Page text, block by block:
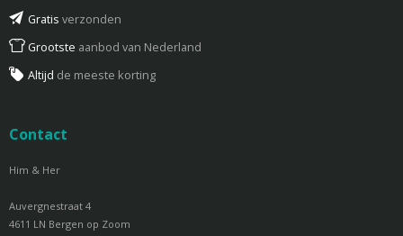
Gratis verzonden
Grootste aanbod van Nederland
Altijd de meeste korting
Contact
Him & Her
Auvergnestraat 4
4611 LN Bergen op Zoom